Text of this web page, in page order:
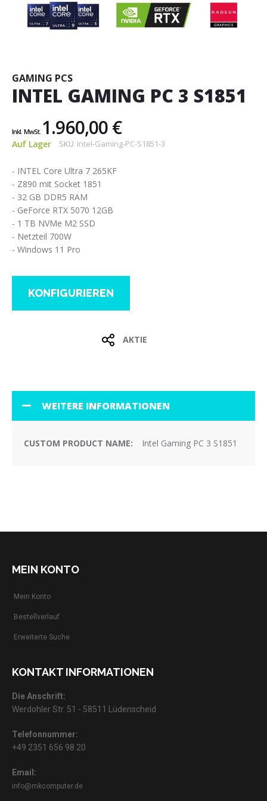
Bildgalerie
springen
GAMING PCS
INTEL GAMING PC 3 S1851
1.960,00 €
Auf Lager SKU Intel-Gaming-PC-S1851-3
- INTEL Core Ultra 7 265KF
- Z890 mit Socket 1851
- 32 GB DDR5 RAM
- GeForce RTX 5070 12GB
- 1 TB NVMe M2 SSD
- Netzteil 700W
- Windows 11 Pro
KONFIGURIEREN
AKTIE
WEITERE INFORMATIONEN
Intel Gaming PC 3 S1851
MEIN KONTO
Mein Konto
Bestellverlauf
Erweiterte Suche
KONTAKT INFORMATIONEN
Die Anschrift:
Werdohler Str. 51 - 58511 Lüdenscheid
Telefonnummer:
+49 2351 656 98 20
Email:
info@mkcomputer.de